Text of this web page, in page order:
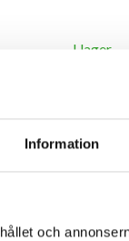
Information
och
I lager
remove